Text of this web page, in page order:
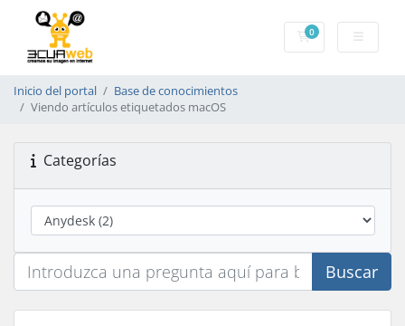
0Carrito
Inicio del portal
Base de conocimientos
Viendo artículos etiquetados macOS
Categorías
Buscar